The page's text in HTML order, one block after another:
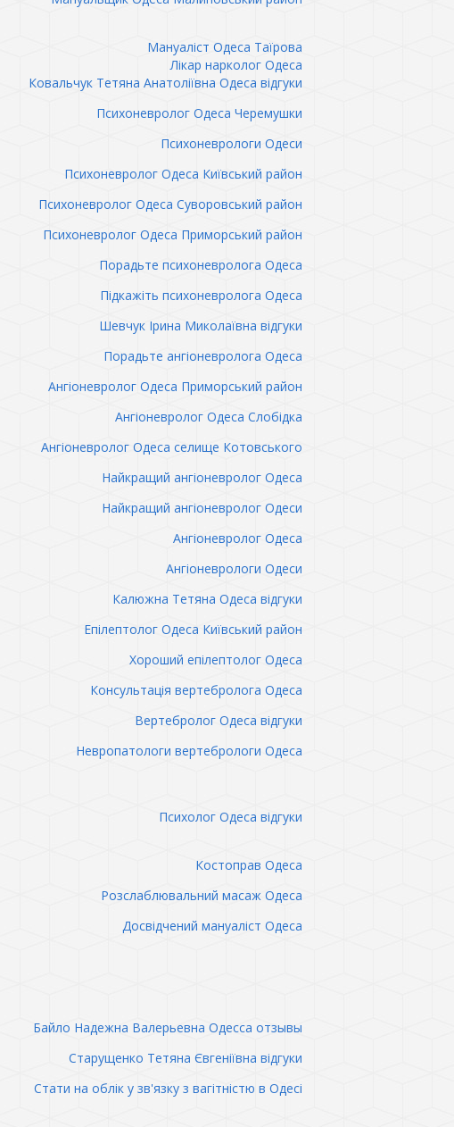
Мануаліст Одеса Таїрова
Лікар нарколог Одеса
Ковальчук Тетяна Анатоліївна Одеса відгуки
Психоневролог Одеса Черемушки
Психоневрологи Одеси
Психоневролог Одеса Київський район
Психоневролог Одеса Суворовський район
Психоневролог Одеса Приморський район
Порадьте психоневролога Одеса
Підкажіть психоневролога Одеса
Шевчук Ірина Миколаївна відгуки
Порадьте ангіоневролога Одеса
Ангіоневролог Одеса Приморський район
Ангіоневролог Одеса Слобідка
Ангіоневролог Одеса селище Котовського
Найкращий ангіоневролог Одеса
Найкращий ангіоневролог Одеси
Ангіоневролог Одеса
Ангіоневрологи Одеси
Калюжна Тетяна Одеса відгуки
Епілептолог Одеса Київський район
Хороший епілептолог Одеса
Консультація вертебролога Одеса
Вертебролог Одеса відгуки
Невропатологи вертебрологи Одеса
Психолог Одеса відгуки
Костоправ Одеса
Розслаблювальний масаж Одеса
Досвідчений мануаліст Одеса
Байло Надежна Валерьевна Одесса отзывы
Старущенко Тетяна Євгеніївна відгуки
Стати на облік у зв'язку з вагітністю в Одесі